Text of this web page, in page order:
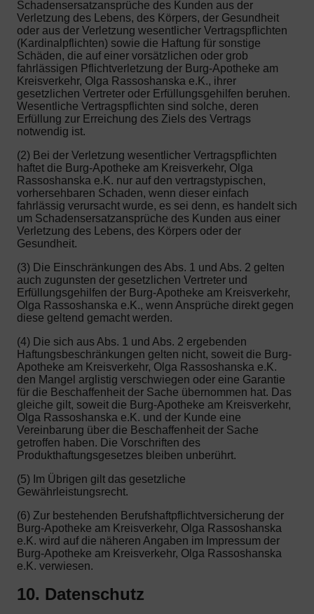
Schadensersatzansprüche des Kunden aus der
Verletzung des Lebens, des Körpers, der Gesundheit
oder aus der Verletzung wesentlicher Vertragspflichten
(Kardinalpflichten) sowie die Haftung für sonstige
Schäden, die auf einer vorsätzlichen oder grob
fahrlässigen Pflichtverletzung der Burg-Apotheke am
Kreisverkehr, Olga Rassoshanska e.K., ihrer
gesetzlichen Vertreter oder Erfüllungsgehilfen beruhen.
Wesentliche Vertragspflichten sind solche, deren
Erfüllung zur Erreichung des Ziels des Vertrags
notwendig ist.
(2) Bei der Verletzung wesentlicher Vertragspflichten
haftet die Burg-Apotheke am Kreisverkehr, Olga
Rassoshanska e.K. nur auf den vertragstypischen,
vorhersehbaren Schaden, wenn dieser einfach
fahrlässig verursacht wurde, es sei denn, es handelt sich
um Schadensersatzansprüche des Kunden aus einer
Verletzung des Lebens, des Körpers oder der
Gesundheit.
(3) Die Einschränkungen des Abs. 1 und Abs. 2 gelten
auch zugunsten der gesetzlichen Vertreter und
Erfüllungsgehilfen der Burg-Apotheke am Kreisverkehr,
Olga Rassoshanska e.K., wenn Ansprüche direkt gegen
diese geltend gemacht werden.
(4) Die sich aus Abs. 1 und Abs. 2 ergebenden
Haftungsbeschränkungen gelten nicht, soweit die Burg-
Apotheke am Kreisverkehr, Olga Rassoshanska e.K.
den Mangel arglistig verschwiegen oder eine Garantie
für die Beschaffenheit der Sache übernommen hat. Das
gleiche gilt, soweit die Burg-Apotheke am Kreisverkehr,
Olga Rassoshanska e.K. und der Kunde eine
Vereinbarung über die Beschaffenheit der Sache
getroffen haben. Die Vorschriften des
Produkthaftungsgesetzes bleiben unberührt.
(5) Im Übrigen gilt das gesetzliche
Gewährleistungsrecht.
(6) Zur bestehenden Berufshaftpflichtversicherung der
Burg-Apotheke am Kreisverkehr, Olga Rassoshanska
e.K. wird auf die näheren Angaben im Impressum der
Burg-Apotheke am Kreisverkehr, Olga Rassoshanska
e.K. verwiesen.
10. Datenschutz